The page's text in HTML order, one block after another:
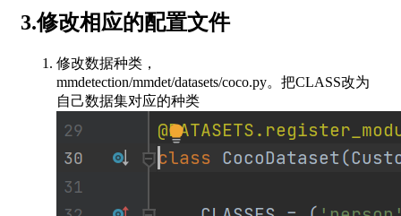
3.修改相应的配置文件
修改数据种类，
mmdetection/mmdet/datasets/coco.py。把CLASS改为
自己数据集对应的种类